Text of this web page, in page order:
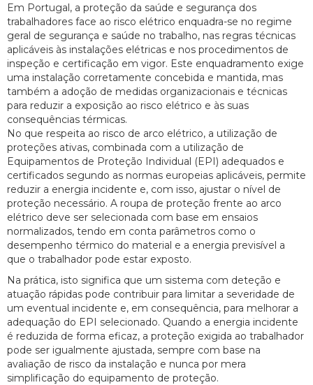
Em Portugal, a proteção da saúde e segurança dos
trabalhadores face ao risco elétrico enquadra-se no regime
geral de segurança e saúde no trabalho, nas regras técnicas
aplicáveis às instalações elétricas e nos procedimentos de
inspeção e certificação em vigor. Este enquadramento exige
uma instalação corretamente concebida e mantida, mas
também a adoção de medidas organizacionais e técnicas
para reduzir a exposição ao risco elétrico e às suas
consequências térmicas.
No que respeita ao risco de arco elétrico, a utilização de
proteções ativas, combinada com a utilização de
Equipamentos de Proteção Individual (EPI) adequados e
certificados segundo as normas europeias aplicáveis, permite
reduzir a energia incidente e, com isso, ajustar o nível de
proteção necessário. A roupa de proteção frente ao arco
elétrico deve ser selecionada com base em ensaios
normalizados, tendo em conta parâmetros como o
desempenho térmico do material e a energia previsível a
que o trabalhador pode estar exposto.
Na prática, isto significa que um sistema com deteção e
atuação rápidas pode contribuir para limitar a severidade de
um eventual incidente e, em consequência, para melhorar a
adequação do EPI selecionado. Quando a energia incidente
é reduzida de forma eficaz, a proteção exigida ao trabalhador
pode ser igualmente ajustada, sempre com base na
avaliação de risco da instalação e nunca por mera
simplificação do equipamento de proteção.